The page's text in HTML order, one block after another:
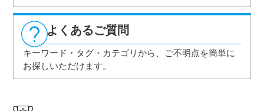
よくあるご質問
キーワード・タグ・カテゴリから、ご不明点を簡単に
お探しいただけます。